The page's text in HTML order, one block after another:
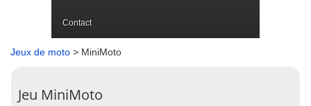
Contact
Jeux de moto > MiniMoto
Jeu MiniMoto